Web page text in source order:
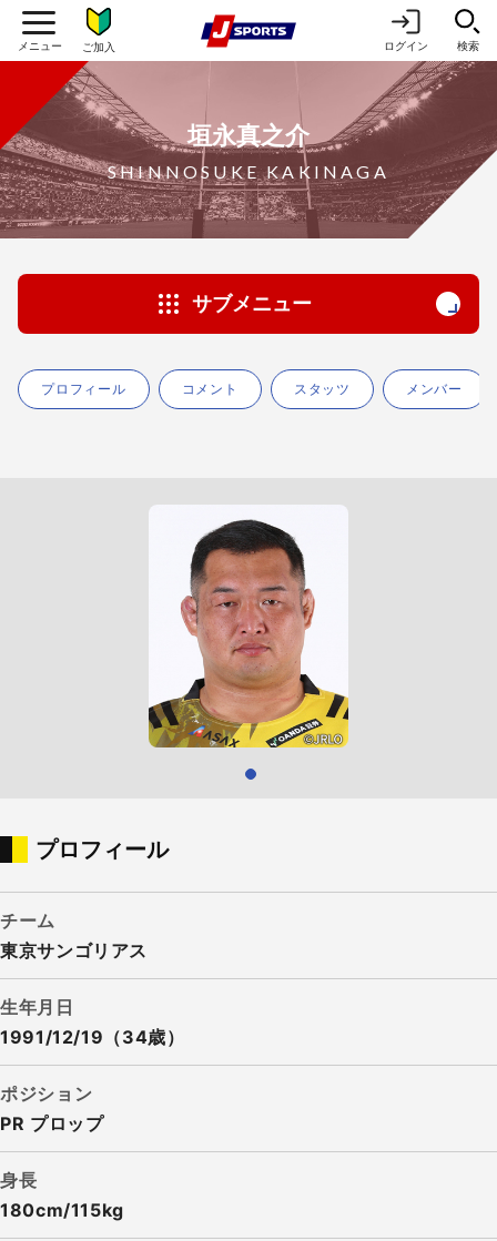
ご加入 ログイン 検索
垣永真之介
SHINNOSUKE KAKINAGA
サブメニュー
プロフィール コメント スタッツ メンバー
プロフィール
チーム
東京サンゴリアス
生年月日
1991/12/19（34歳）
ポジション
PR プロップ
身長
180cm/115kg